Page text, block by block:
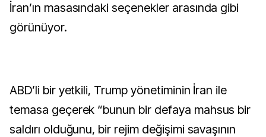
İran’ın masasındaki seçenekler arasında gibi
görünüyor.
ABD’li bir yetkili, Trump yönetiminin İran ile
temasa geçerek “bunun bir defaya mahsus bir
saldırı olduğunu, bir rejim değişimi savaşının